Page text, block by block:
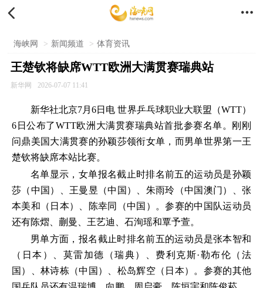
 
海峡网 > 新闻频道 > 体育资讯
王楚钦将缺席WTT欧洲大满贯赛瑞典站
新华网 2026-07-07 11:41
新华社北京7月6日电 世界乒乓球职业大联盟（WTT）
6日公布了WTT欧洲大满贯赛瑞典站首批参赛名单。刚刚
问鼎美国大满贯赛的孙颖莎领衔女单，而男单世界第一王
楚钦将缺席本站比赛。
名单显示，女单报名截止时排名前五的运动员是孙颖
莎（中国）、王曼昱（中国）、朱雨玲（中国澳门）、张
本美和（日本）、陈幸同（中国）。参赛的中国队运动员
还有陈熠、蒯曼、王艺迪、石洵瑶和覃予萱。
男单方面，报名截止时排名前五的运动员是张本智和
（日本）、莫雷加德（瑞典）、费利克斯·勒布伦（法
国）、林诗栋（中国）、松岛辉空（日本）。参赛的其他